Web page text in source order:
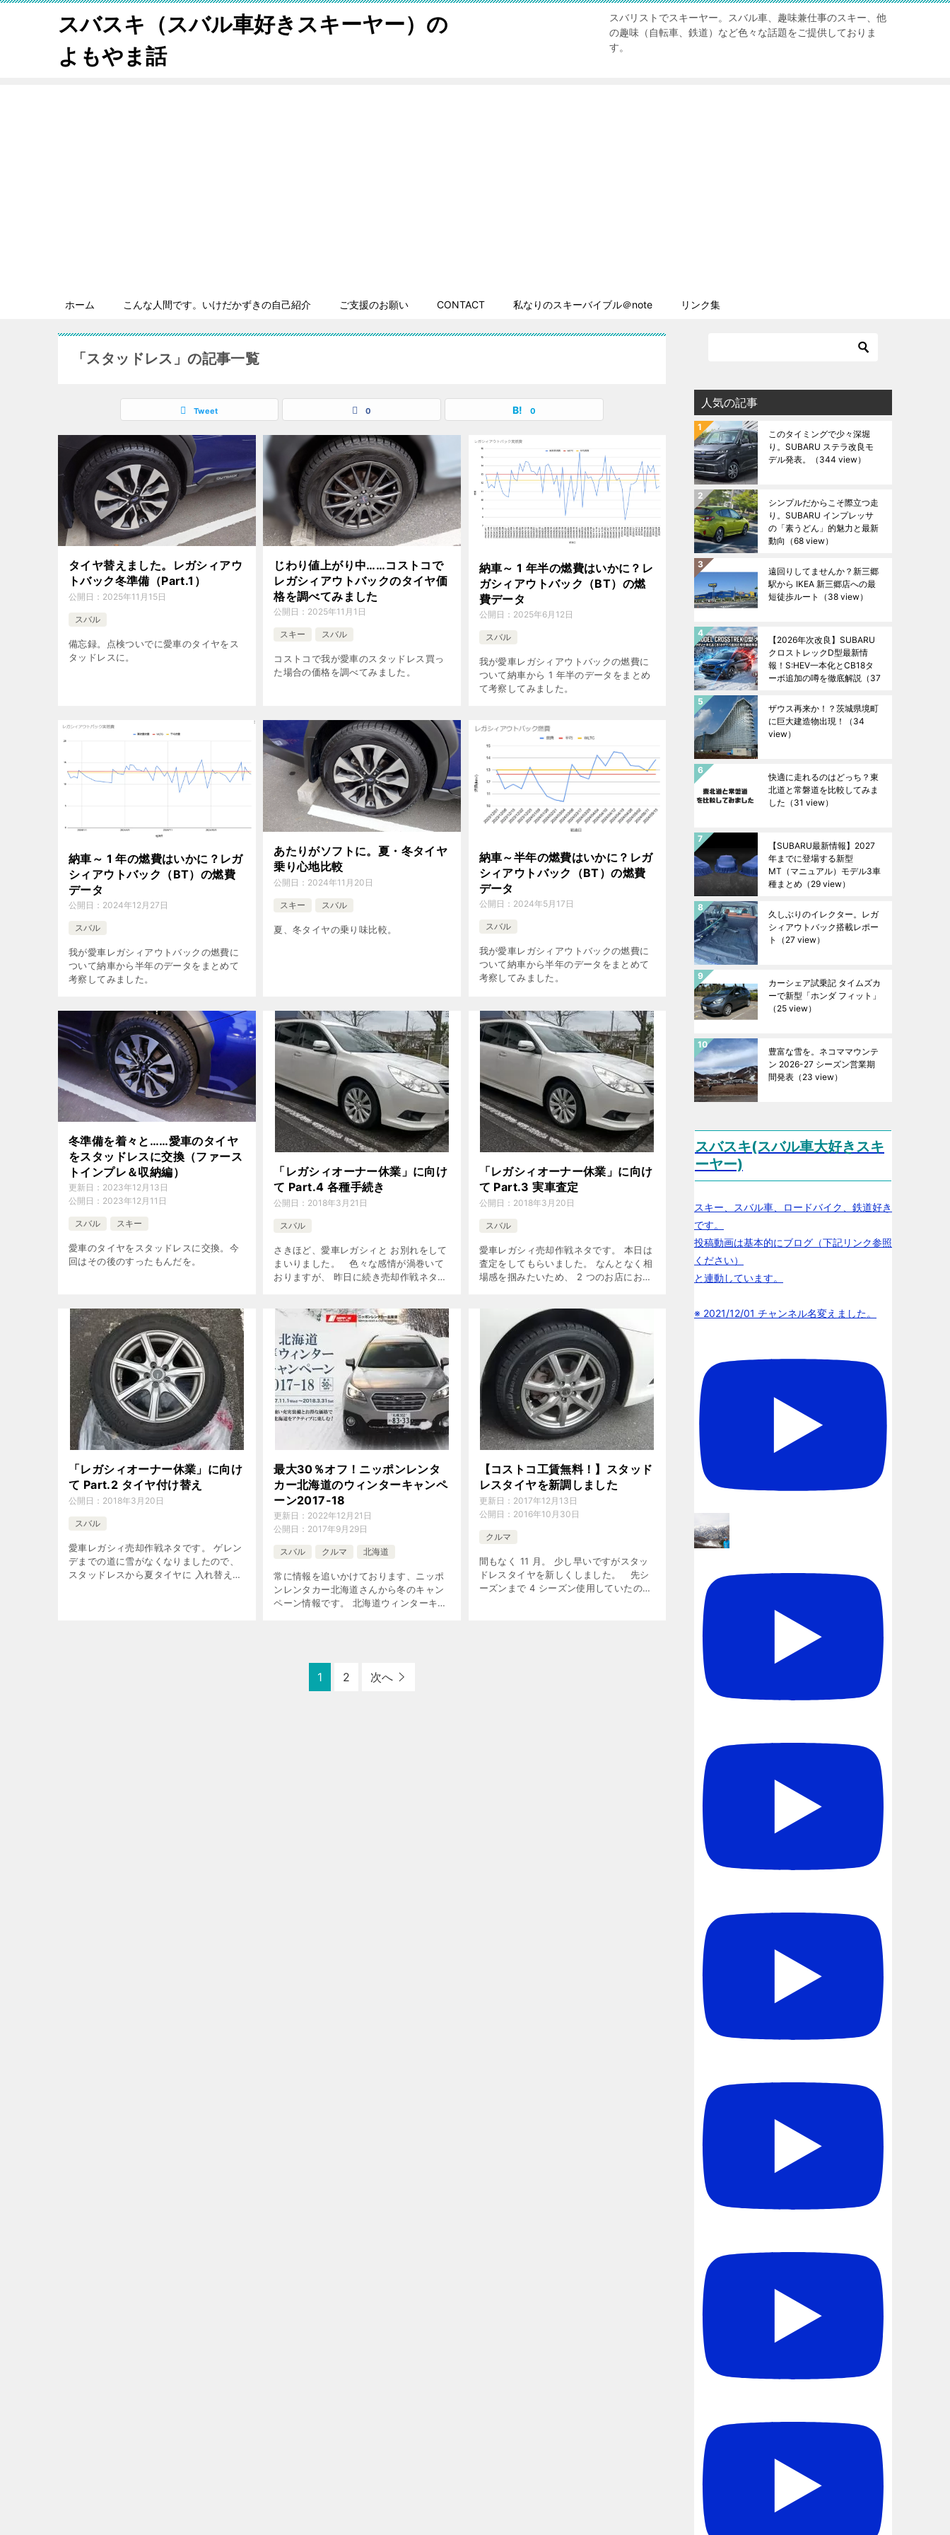
スバスキ（スバル車好きスキーヤー）の
よもやま話
スバリストでスキーヤー。スバル車、趣味兼仕事のスキー、他
の趣味（自転車、鉄道）など色々な話題をご提供しておりま
す。
ホーム こんな人間です。いけだかずきの自己紹介 ご支援のお願い CONTACT 私なりのスキーバイブル＠note リンク集
「スタッドレス」の記事一覧
Tweet 0 0
タイヤ替えました。レガシィアウ
トバック冬準備（Part.1）
公開日： 2025年11月15日
スバル
備忘録。点検ついでに愛車のタイヤをス
タッドレスに。
じわり値上がり中……コストコで
レガシィアウトバックのタイヤ価
格を調べてみました
公開日： 2025年11月1日
スキー スバル
コストコで我が愛車のスタッドレス買っ
た場合の価格を調べてみました。
納車～ 1 年半の燃費はいかに？レ
ガシィアウトバック（BT）の燃
費データ
公開日： 2025年6月12日
スバル
我が愛車レガシィアウトバックの燃費に
ついて納車から 1 年半のデータをまとめ
て考察してみました。
納車～ 1 年の燃費はいかに？レガ
シィアウトバック（BT）の燃費
データ
公開日： 2024年12月27日
スバル
我が愛車レガシィアウトバックの燃費に
ついて納車から半年のデータをまとめて
考察してみました。
あたりがソフトに。夏・冬タイヤ
乗り心地比較
公開日： 2024年11月20日
スキー スバル
夏、冬タイヤの乗り味比較。
納車～半年の燃費はいかに？レガ
シィアウトバック（BT）の燃費
データ
公開日： 2024年5月17日
スバル
我が愛車レガシィアウトバックの燃費に
ついて納車から半年のデータをまとめて
考察してみました。
冬準備を着々と……愛車のタイヤ
をスタッドレスに交換（ファース
トインプレ＆収納編）
更新日： 2023年12月13日
公開日： 2023年12月11日
スバル スキー
愛車のタイヤをスタッドレスに交換。今
回はその後のすったもんだを。
「レガシィオーナー休業」に向け
て Part.4 各種手続き
公開日： 2018年3月21日
スバル
さきほど、愛車レガシィと お別れをして
まいりました。 色々な感情が渦巻いて
おりますが、 昨日に続き売却作戦ネタを
思い […]
「レガシィオーナー休業」に向け
て Part.3 実車査定
公開日： 2018年3月20日
スバル
愛車レガシィ売却作戦ネタです。 本日は
査定をしてもらいました。 なんとなく相
場感を掴みたいため、 2 つのお店にお願
ツーリングワゴン […]
「レガシィオーナー休業」に向け
て Part.2 タイヤ付け替え
公開日： 2018年3月20日
スバル
愛車レガシィ売却作戦ネタです。 ゲレン
デまでの道に雪がなくなりましたので、
スタッドレスから夏タイヤに 入れ替えま
最大30％オフ！ニッポンレンタ
カー北海道のウィンターキャンペ
ーン2017-18
更新日： 2022年12月21日
公開日： 2017年9月29日
スバル クルマ 北海道
常に情報を追いかけております、ニッポ
ンレンタカー北海道さんから冬のキャン
ペーン情報です。 北海道ウィンターキャ
【コストコ工賃無料！】スタッド
レスタイヤを新調しました
更新日： 2017年12月13日
公開日： 2016年10月30日
クルマ
間もなく 11 月。 少し早いですがスタッ
ドレスタイヤを新しくしました。 先シ
ーズンまで 4 シーズン使用していたので
1 2 次へ
人気の記事
このタイミングで少々深堀
り。SUBARU ステラ改良モ
デル発表。
（344 view）
シンプルだからこそ際立つ走
り。SUBARU インプレッサ
の「素うどん」的魅力と最新
動向 （68 view）
遠回りしてませんか？新三郷
駅から IKEA 新三郷店への最
短徒歩ルート
（38 view）
【2026年次改良】SUBARU
クロストレックD型最新情
報！S:HEV一本化とCB18タ
ーボ追加の噂を徹底解説 （37
ザウス再来か！？茨城県境町
に巨大建造物出現！
（34
view）
快適に走れるのはどっち？東
北道と常磐道を比較してみま
した （31 view）
【SUBARU最新情報】2027
年までに登場する新型
MT（マニュアル）モデル3車
種まとめ （29 view）
久しぶりのイレクター。レガ
シィアウトバック搭載レポー
ト
（27 view）
カーシェア試乗記 タイムズカ
ーで新型「ホンダ フィット」
（25 view）
豊富な雪を。ネコママウンテ
ン 2026-27 シーズン営業期
間発表 （23 view）
スバスキ(スバル車大好きスキ
ーヤー)
スキー、スバル車、ロードバイク、鉄道好き
です。
投稿動画は基本的にブログ（下記リンク参照
ください）
と連動しています。
※ 2021/12/01 チャンネル名変えました。